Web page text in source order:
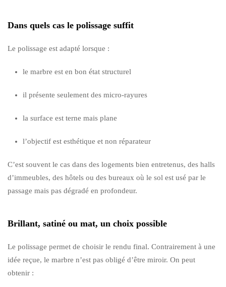
Dans quels cas le polissage suffit
Le polissage est adapté lorsque :
le marbre est en bon état structurel
il présente seulement des micro-rayures
la surface est terne mais plane
l’objectif est esthétique et non réparateur
C’est souvent le cas dans des logements bien entretenus, des halls
d’immeubles, des hôtels ou des bureaux où le sol est usé par le
passage mais pas dégradé en profondeur.
Brillant, satiné ou mat, un choix possible
Le polissage permet de choisir le rendu final. Contrairement à une
idée reçue, le marbre n’est pas obligé d’être miroir. On peut
obtenir :